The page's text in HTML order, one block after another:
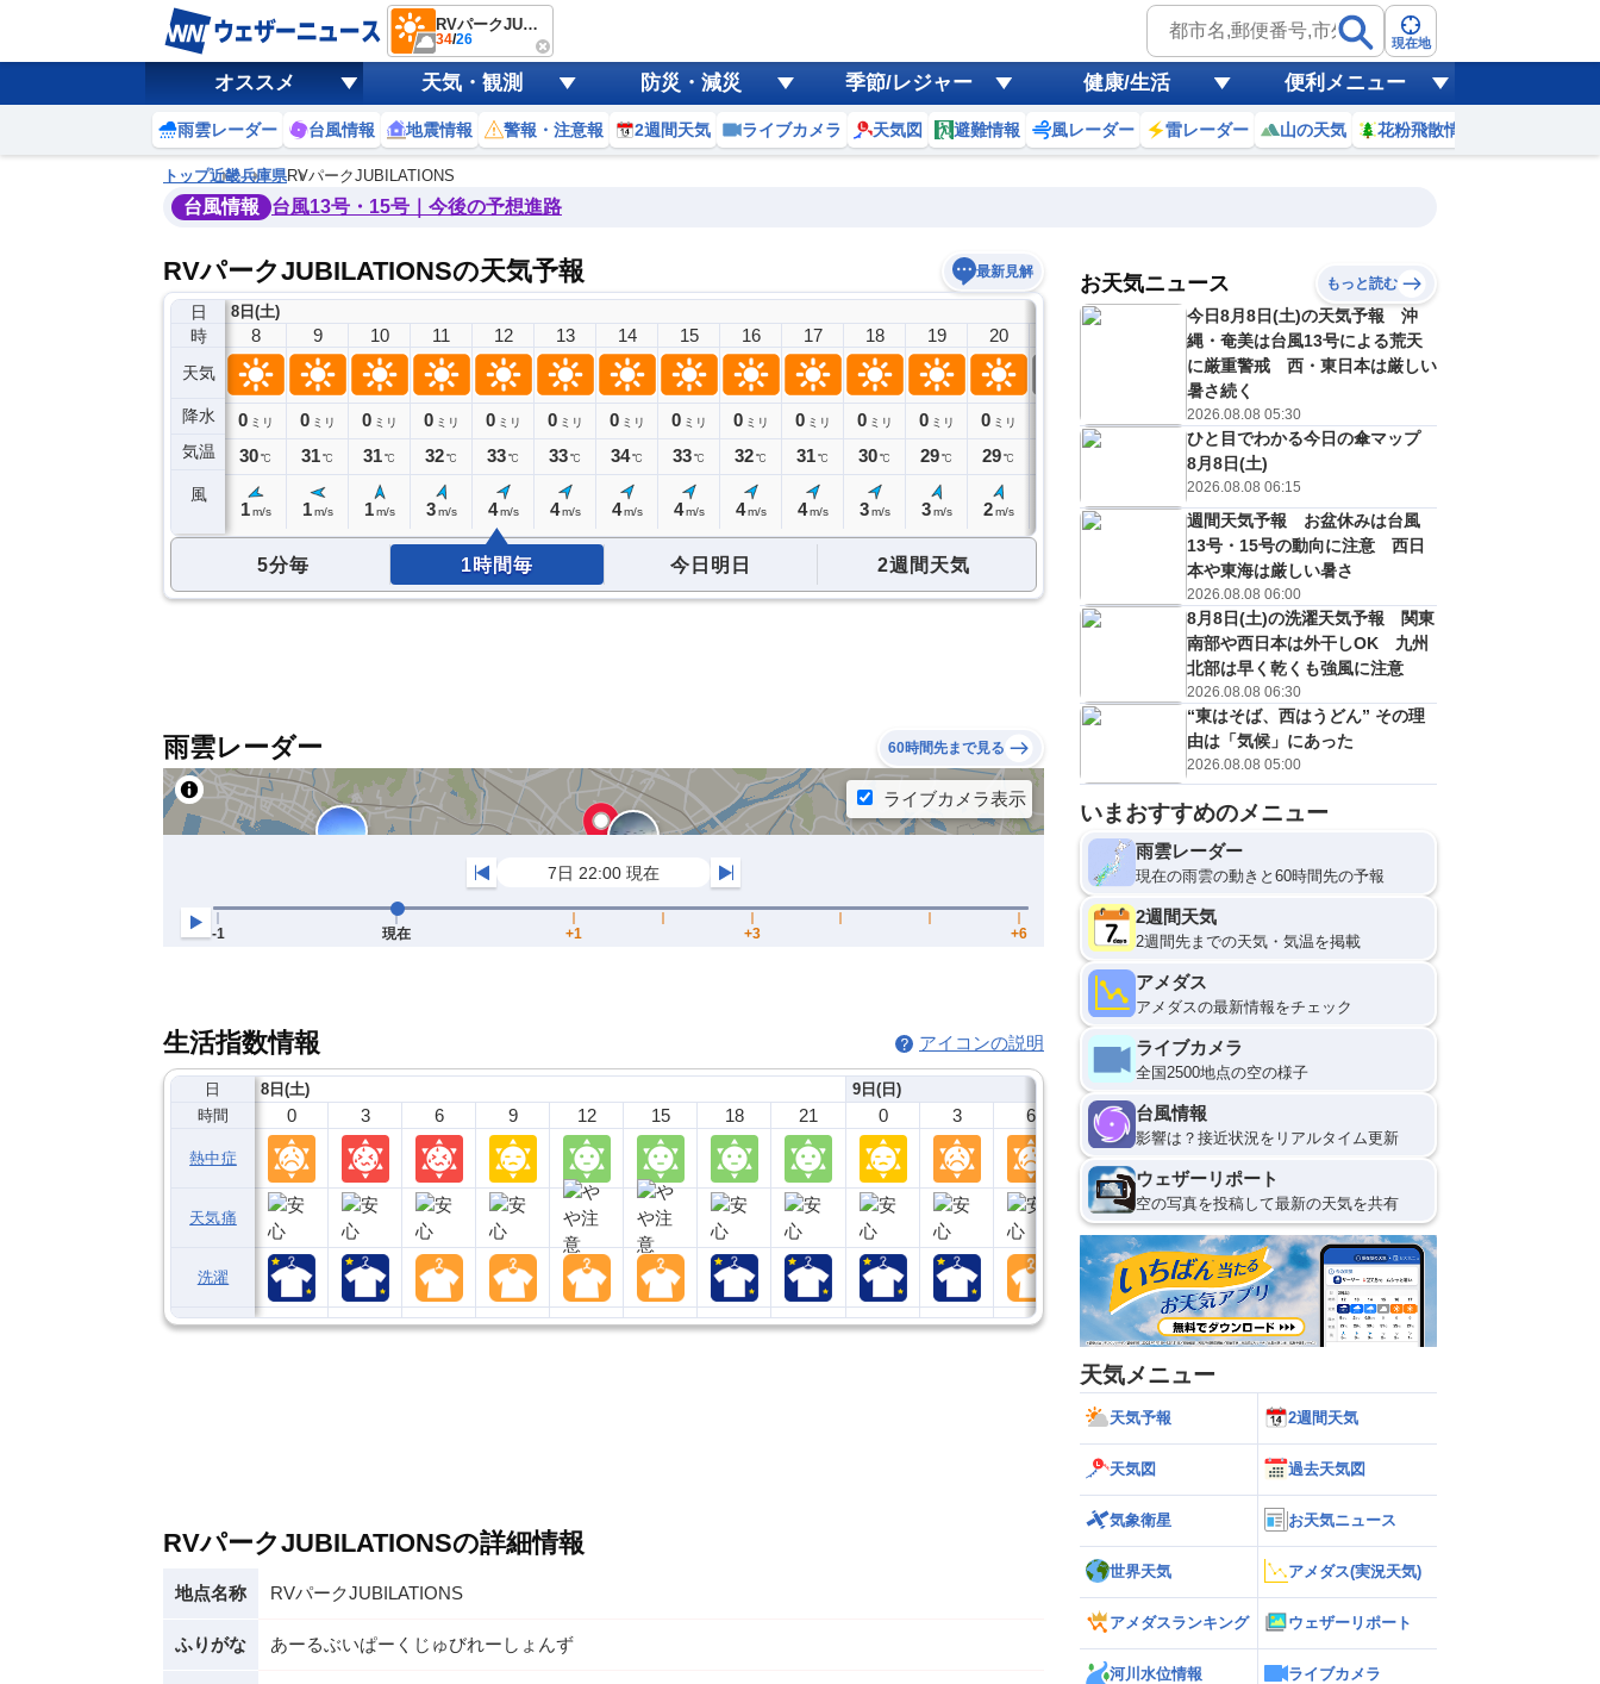
RVパークJUBILATIONS
34/26 現在地
オススメ 天気・観測 防災・減災 季節/レジャー 健康/生活 便利メニュー
雨雲レーダー 台風情報 地震情報 警報・注意報 2週間天気 ライブカメラ 天気図 避難情報 風レーダー 雷レーダー 山の天気 花粉飛散情報
トップ近畿兵庫県RVパークJUBILATIONS
台風情報 台風13号・15号｜今後の予想進路
RVパークJUBILATIONSの天気予報 最新見解
日
時
天気
降水
気温
風
8日(土)
7
0ミリ
29℃
8
0 ミリ
30℃
1 m/s
9
0 ミリ
31℃
1 m/s
10
0 ミリ
31℃
1 m/s
11
0 ミリ
32℃
3 m/s
12
0 ミリ
33℃
4 m/s
13
0 ミリ
33℃
4 m/s
14
0 ミリ
34℃
4 m/s
15
0 ミリ
33℃
4 m/s
16
0 ミリ
32℃
4 m/s
17
0 ミリ
31℃
4 m/s
18
0 ミリ
30℃
3 m/s
19
0 ミリ
29℃
3 m/s
20
0 ミリ
29℃
2 m/s
0ミリ
1m/s
23
0ミリ
28℃
1m/s
9日(日)
0
0 ミリ
28℃
1m/s
1
0
1m/s
2
0m/s 0m/s
5分毎 1時間毎 今日明日 2週間天気
雨雲レーダー 60時間先まで見る
生活指数情報 アイコンの説明
日
時間
熱中症
天気痛
洗濯
8日(土)
0 3 6 9 12 15 18 21
9日(日)
0 3 6 9 12
RVパークJUBILATIONSの詳細情報
地点名称 RVパークJUBILATIONS
ふりがな あーるぶいぱーくじゅびれーしょんず
お天気ニュース もっと読む
今日8月8日(土)の天気予報 沖
縄・奄美は台風13号による荒天
に厳重警戒 西・東日本は厳しい
暑さ続く
2026.08.08 05:30
ひと目でわかる今日の傘マップ
8月8日(土)
2026.08.08 06:15
週間天気予報 お盆休みは台風
13号・15号の動向に注意 西日
本や東海は厳しい暑さ
2026.08.08 06:00
8月8日(土)の洗濯天気予報 関東
南部や西日本は外干しOK 九州
北部は早く乾くも強風に注意
2026.08.08 06:30
“東はそば、西はうどん” その理
由は「気候」にあった
2026.08.08 05:00
いまおすすめのメニュー
雨雲レーダー
現在の雨雲の動きと60時間先の予報
2週間天気
2週間先までの天気・気温を掲載
アメダス
アメダスの最新情報をチェック
ライブカメラ
全国2500地点の空の様子
台風情報
影響は？接近状況をリアルタイム更新
ウェザーリポート
空の写真を投稿して最新の天気を共有
天気メニュー
天気予報 2週間天気
天気図 過去天気図
気象衛星 お天気ニュース
世界天気 アメダス(実況天気)
アメダスランキング ウェザーリポート
河川水位情報 ライブカメラ